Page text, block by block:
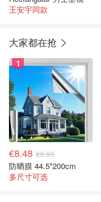
王安宇同款
大家都在抢
1
€8.48 €8.99
防晒膜 44.5*200cm
多尺寸可选